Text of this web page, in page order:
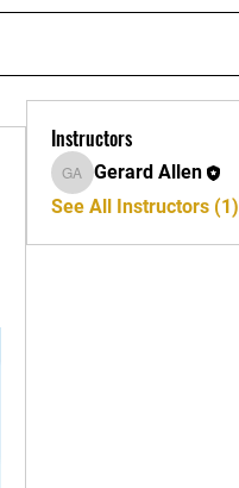
Instructors
Gerard Allen
Gerard Allen
See All Instructors (1)